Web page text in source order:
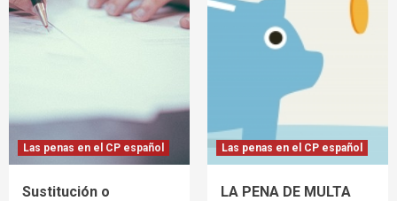
Las penas en el CP español
Sustitución o
Las penas en el CP español
LA PENA DE MULTA